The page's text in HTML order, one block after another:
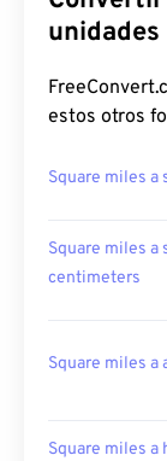
unidades
estos otros
Square miles
Square miles a
centimeters
Square miles a
Square miles a